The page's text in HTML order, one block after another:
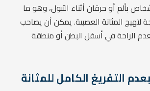
بألم أو حرقان أثناء التبول، وهو ما
لتهيج المثانة العصبية. يمكن أن يصاحب
الراحة في أسفل البطن أو منطقة
التفريغ الكامل للمثانة